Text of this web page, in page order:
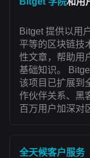
Bitget 提供以用
平等的区块链技
性文章，帮助用
基础知识。
该项目已扩展到
作伙伴关系、黑
百万用户加深对
全天候客户服务